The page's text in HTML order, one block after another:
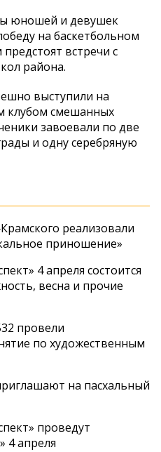
юношей и девушек
на баскетбольном
встречи с
района.
выступили на
клубом смешанных
завоевали по две
и одну серебряную
реализовали
приношение»
4 апреля состоится
весна и прочие
провели
по художественным
на пасхальный
проведут
4 апреля